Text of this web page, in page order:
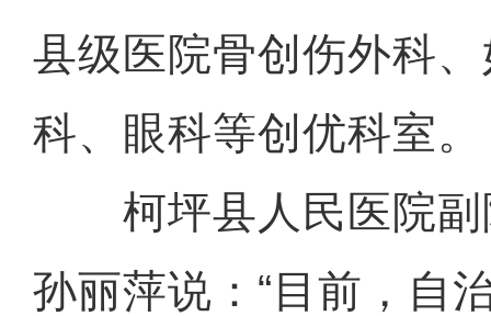
县级医院骨创伤外科
科、眼科等创优科室。
柯坪县人民医院副
孙丽萍说：“目前，自